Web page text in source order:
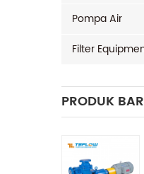
Pompa Air
Filter
PRODUK